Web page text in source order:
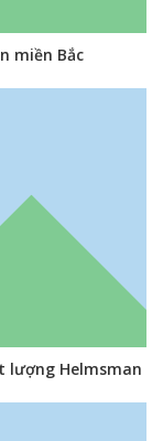
miền Bắc
lượng Helmsman